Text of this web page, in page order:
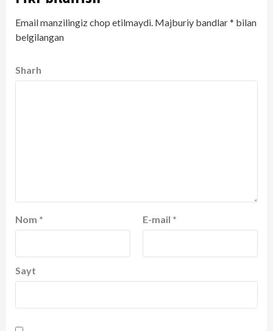
Email manzilingiz chop etilmaydi. Majburiy bandlar* bilan
belgilangan
Sharh
Nom * E-mail *
Sayt